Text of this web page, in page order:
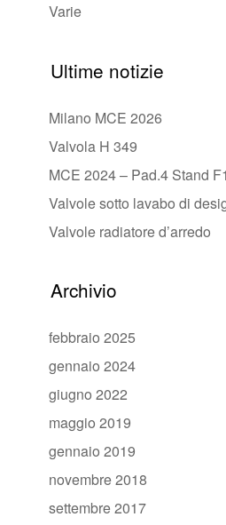
Varie
Ultime notizie
Milano MCE 2026
Valvola H 349
MCE 2024 – Pad.4 Stand
Valvole sotto lavabo di
Valvole radiatore d’arredo
Archivio
febbraio 2025
gennaio 2024
giugno 2022
maggio 2019
gennaio 2019
novembre 2018
settembre 2017